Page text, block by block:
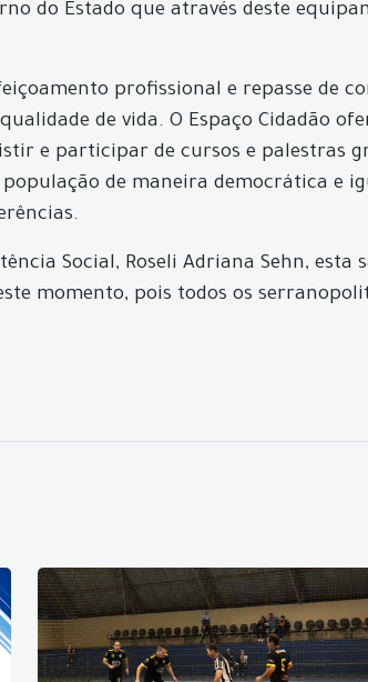
do Estado que através deste
profissional e repasse de
de vida. O Espaço Cidadão
e participar de cursos e
de maneira democrática e
Social, Roseli Adriana Sehn,
momento, pois todos os